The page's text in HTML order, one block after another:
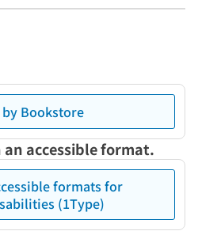
by Bookstore
accessible format.
formats for
(1Type)